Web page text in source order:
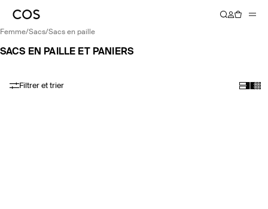
femme/ sacs/ sacs en paille
SACS EN PAILLE ET PANIERS
Filtrer et trier